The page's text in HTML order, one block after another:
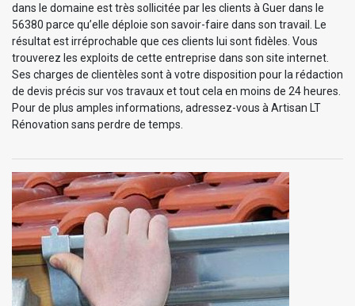
dans le domaine est très sollicitée par les clients à Guer dans le
56380 parce qu’elle déploie son savoir-faire dans son travail. Le
résultat est irréprochable que ces clients lui sont fidèles. Vous
trouverez les exploits de cette entreprise dans son site internet.
Ses charges de clientèles sont à votre disposition pour la rédaction
de devis précis sur vos travaux et tout cela en moins de 24 heures.
Pour de plus amples informations, adressez-vous à Artisan LT
Rénovation sans perdre de temps.